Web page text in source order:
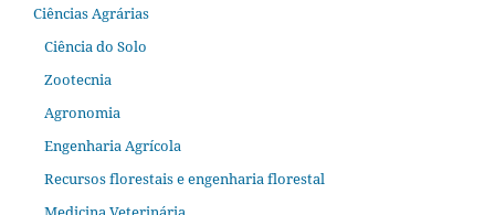
Ciências Agrárias
Ciência do Solo
Zootecnia
Agronomia
Engenharia Agrícola
Recursos florestais e engenharia florestal